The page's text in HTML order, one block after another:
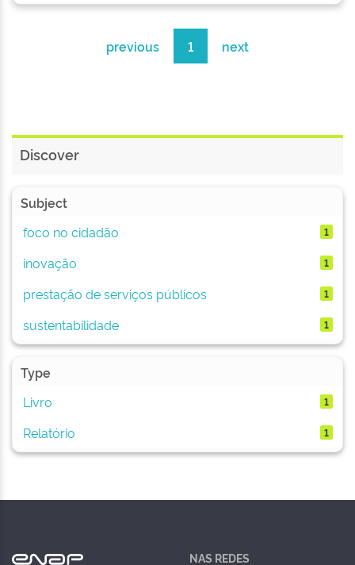
previous 1 next
Discover
Subject
foco no cidadão
1
inovação 1
prestação de serviços públicos 1
sustentabilidade 1
Type
Livro
1
Relatório 1
NAS REDES